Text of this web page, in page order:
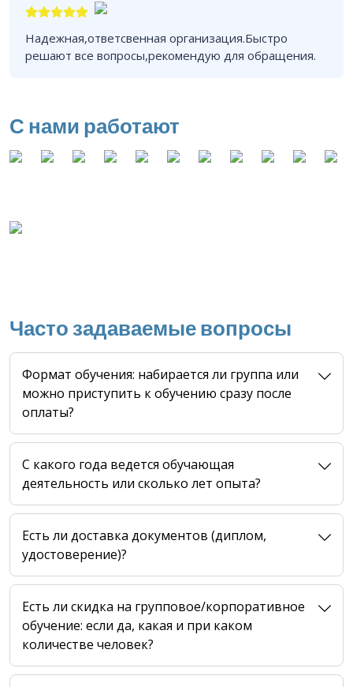
Надежная,ответсвенная организация.Быстро
решают все вопросы,рекомендую для обращения.
С нами работают
Часто задаваемые вопросы
Формат обучения: набирается ли группа или
можно приступить к обучению сразу после
оплаты?
C какого года ведется обучающая
деятельность или сколько лет опыта?
Есть ли доставка документов (диплом,
удостоверение)?
Есть ли скидка на групповое/корпоративное
обучение: если да, какая и при каком
количестве человек?